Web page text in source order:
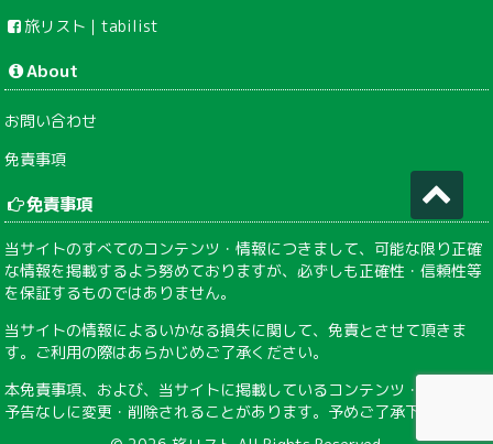
旅リスト｜tabilist
About
お問い合わせ
免責事項
免責事項
当サイトのすべてのコンテンツ・情報につきまして、可能な限り正確
な情報を掲載するよう努めておりますが、必ずしも正確性・信頼性等
を保証するものではありません。
当サイトの情報によるいかなる損失に関して、免責とさせて頂きま
す。ご利用の際はあらかじめご了承ください。
本免責事項、および、当サイトに掲載しているコンテンツ・情報は、
予告なしに変更・削除されることがあります。予めご了承下さい。